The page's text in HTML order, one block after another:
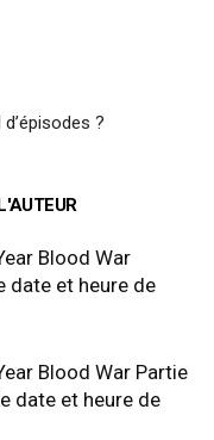
?
Blood War
date et heure de
Blood War Partie
date et heure de